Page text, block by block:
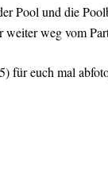
Pool und die
weiter weg vom
euch mal